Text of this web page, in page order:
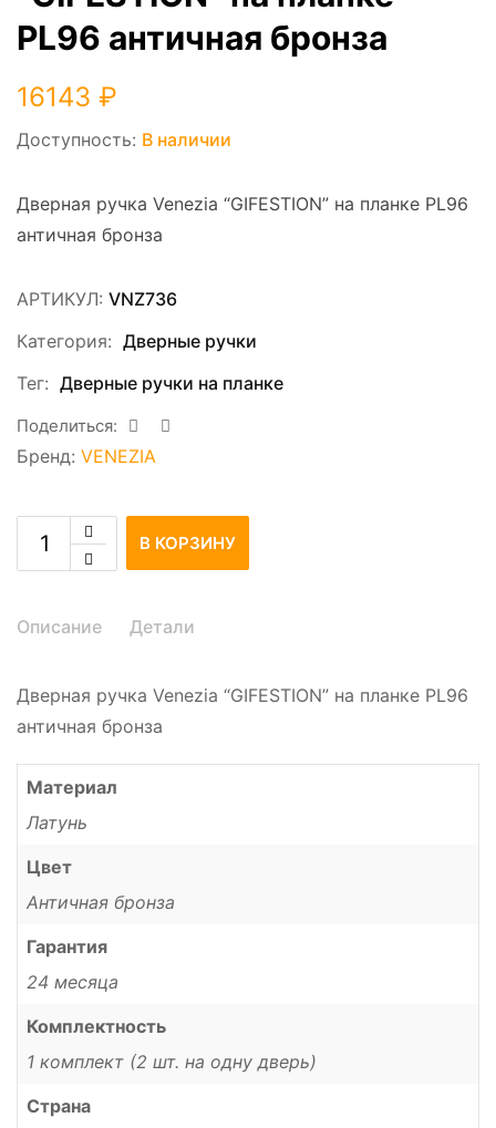
PL96 античная бронза
16143 ₽
Доступность: В наличии
Дверная ручка Venezia “GIFESTION” на планке PL96
античная бронза
АРТИКУЛ: VNZ736
Категория: Дверные ручки
Тег: Дверные ручки на планке
Поделиться:
Бренд: VENEZIA
В КОРЗИНУ
Описание Детали
Дверная ручка Venezia “GIFESTION” на планке PL96
античная бронза
Материал
Латунь
Цвет
Античная бронза
Гарантия
24 месяца
Комплектность
1 комплект (2 шт. на одну дверь)
Страна